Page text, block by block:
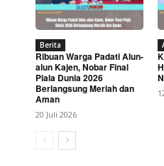
Berita
Ribuan Warga Padati Alun-
alun Kajen, Nobar Final
Piala Dunia 2026
Berlangsung Meriah dan
Aman
20 Juli 2026